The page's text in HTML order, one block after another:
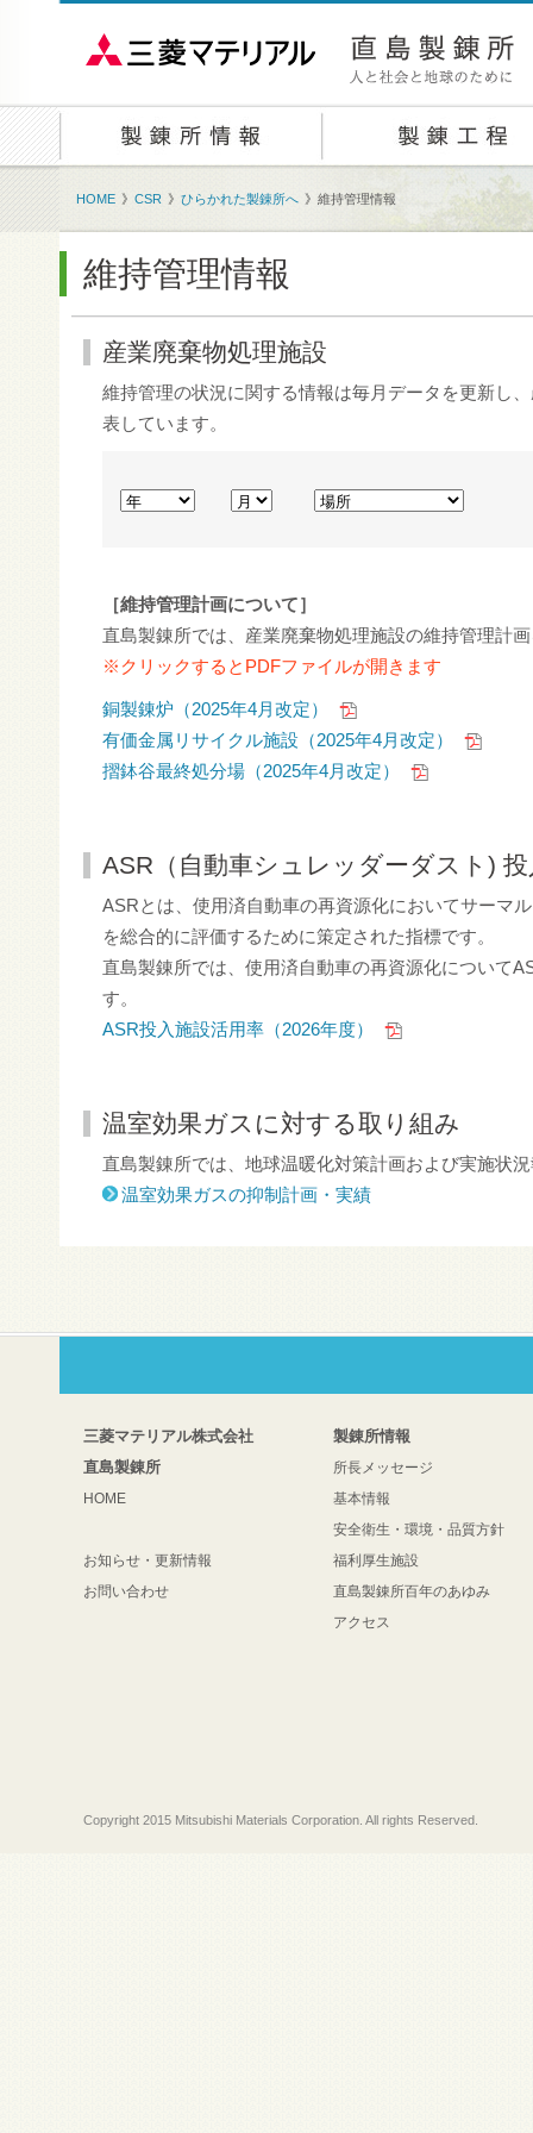
HOME 》 CSR 》 ひらかれた製錬所へ 》 維持管理情報
維持管理情報
産業廃棄物処理施設
維持管理の状況に関する情報は毎月データを更新し
表しています。
［維持管理計画について］
直島製錬所では、産業廃棄物処理施設の維持管理計
※クリックするとPDFファイルが開きます
銅製錬炉（2025年4月改定）
有価金属リサイクル施設（2025年4月改定）
摺鉢谷最終処分場（2025年4月改定）
ASR（自動車シュレッダーダスト) 投
ASRとは、使用済自動車の再資源化においてサーマ
を総合的に評価するために策定された指標です。
直島製錬所では、使用済自動車の再資源化について
す。
ASR投入施設活用率（2026年度）
温室効果ガスに対する取り組み
直島製錬所では、地球温暖化対策計画および実施状
温室効果ガスの抑制計画・実績
三菱マテリアル株式会社
直島製錬所
HOME
お知らせ・更新情報
お問い合わせ
製錬所情報
所長メッセージ
基本情報
安全衛生・環境・品質方針
福利厚生施設
直島製錬所百年のあゆみ
アクセス
Copyright 2015 Mitsubishi Materials Corporation. All rights Reserved.